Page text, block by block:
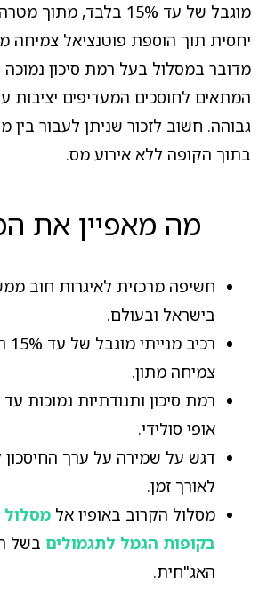
מוגבל של עד 15% בלבד,
יחסית תוך הוספת פוטנציאל צמיחה
מדובר במסלול בעל רמת סיכון נמוכה
המתאים לחוסכים המעדיפים יציבות
גבוהה. חשוב לזכור שניתן לעבור
בתוך הקופה ללא אירוע מס.
מה מאפיין את
חשיפה מרכזית לאיגרות חוב
בישראל ובעולם.
צמיחה מתון.
רמת סיכון ותנודתיות נמוכות
אופי סולידי.
דגש על שמירה על ערך
לאורך זמן.
מסלול הקרוב באופיו אל
בקופות הגמל לתגמולים בשל
האג"חית.